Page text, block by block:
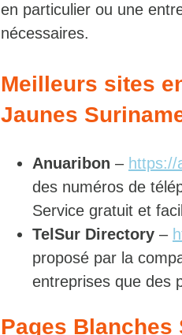
en particulier ou une
nécessaires.
Meilleurs sites
Jaunes
Anuaribon – https://
des numéros de
Service gratuit et
TelSur Directory –
proposé par la
entreprises que des
Pages Blanches